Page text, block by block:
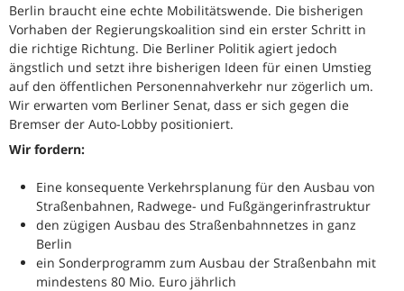
Berlin braucht eine echte Mobilitätswende. Die bisherigen
Vorhaben der Regierungskoalition sind ein erster Schritt in
die richtige Richtung. Die Berliner Politik agiert jedoch
ängstlich und setzt ihre bisherigen Ideen für einen Umstieg
auf den öffentlichen Personennahverkehr nur zögerlich um.
Wir erwarten vom Berliner Senat, dass er sich gegen die
Bremser der Auto-Lobby positioniert.
Wir fordern:
Eine konsequente Verkehrsplanung für den Ausbau von
Straßenbahnen, Radwege- und Fußgängerinfrastruktur
den zügigen Ausbau des Straßenbahnnetzes in ganz
Berlin
ein Sonderprogramm zum Ausbau der Straßenbahn mit
mindestens 80 Mio. Euro jährlich